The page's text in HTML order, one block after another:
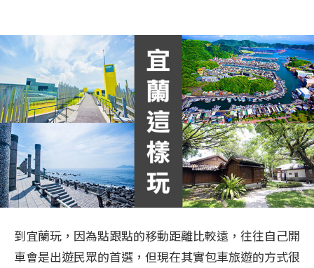
到宜蘭玩，因為點跟點的移動距離比較遠，往往自己開
車會是出遊民眾的首選，但現在其實包車旅遊的方式很